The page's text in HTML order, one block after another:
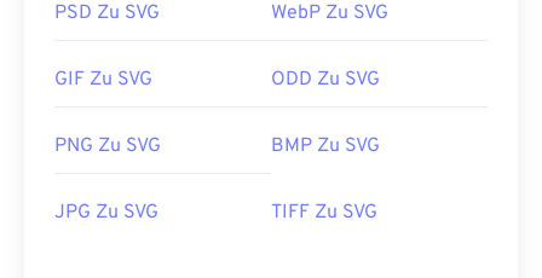
PSD Zu SVG WebP Zu SVG
GIF Zu SVG ODD Zu SVG
PNG Zu SVG BMP Zu SVG
JPG Zu SVG TIFF Zu SVG